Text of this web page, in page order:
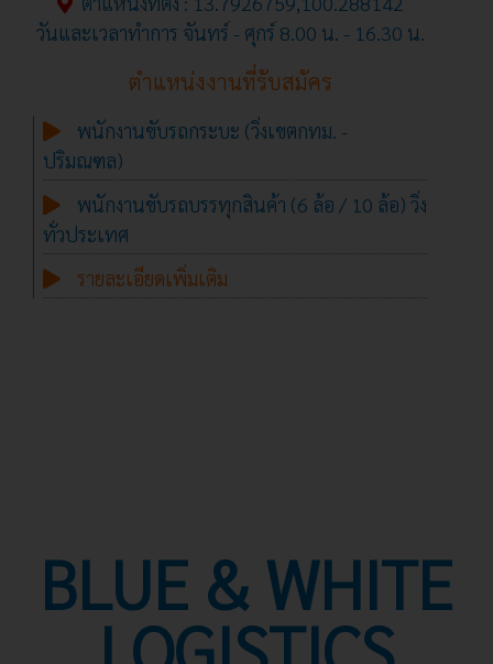
วันและเวลาทำการ จันทร์ - ศุกร์ 8.00 น. - 16.30 น.
ตำแหน่งงานที่รับสมัคร
พนักงานขับรถกระบะ (วิ่งเขตกทม. -
ปริมณฑล)
พนักงานขับรถบรรทุกสินค้า (6 ล้อ / 10 ล้อ) วิ่ง
ทั่วประเทศ
รายละเอียดเพิ่มเติม
BLUE & WHITE
LOGISTICS